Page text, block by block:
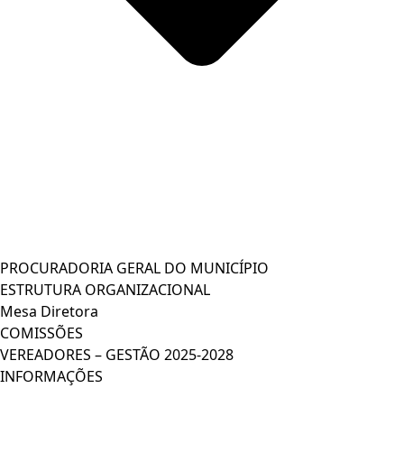
PROCURADORIA GERAL DO MUNICÍPIO
ESTRUTURA ORGANIZACIONAL
Mesa Diretora
COMISSÕES
VEREADORES – GESTÃO 2025-2028
INFORMAÇÕES